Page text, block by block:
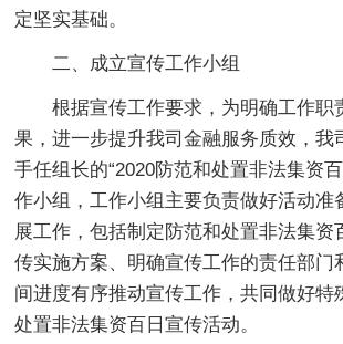
定坚实基础。
二、成立宣传工作小组
根据宣传工作要求，为明确工作职
果，进一步提升我司金融服务质效，我
手任组长的“2020防范和处置非法集资
作小组，工作小组主要负责做好活动准
展工作，包括制定防范和处置非法集资
传实施方案、明确宣传工作的责任部门
间进度有序推动宣传工作，共同做好特
处置非法集资百日宣传活动。